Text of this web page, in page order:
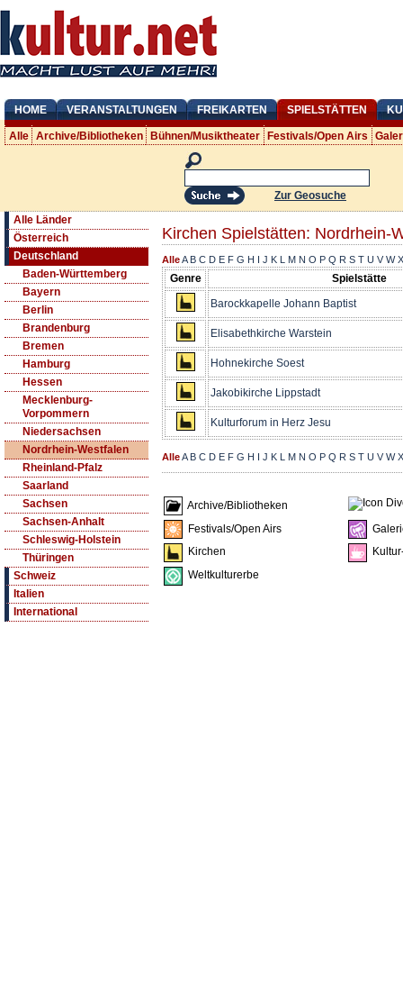
HOME VERANSTALTUNGEN FREIKARTEN SPIELSTÄTTEN
Alle Archive/Bibliotheken Bühnen/Musiktheater Festivals/Open Airs
Zur Geosuche
Alle Länder
Österreich
Deutschland
Baden-Württemberg
Bayern
Berlin
Brandenburg
Bremen
Hamburg
Hessen
Mecklenburg-
Vorpommern
Niedersachsen
Nordrhein-Westfalen
Rheinland-Pfalz
Saarland
Sachsen
Sachsen-Anhalt
Schleswig-Holstein
Thüringen
Schweiz
Italien
International
Kirchen Spielstätten: Nordrhein-
AlleA B C D E F G H I J K L M N O P Q R S T U V W X
Genre
Spielstätte
Barockkapelle Johann Baptist
Elisabethkirche Warstein
Hohnekirche Soest
Jakobikirche Lippstadt
Kulturforum in Herz Jesu
AlleA B C D E F G H I J K L M N O P Q R S T U V W X
Archive/Bibliotheken
Festivals/Open Airs
Kirchen
Weltkulturerbe